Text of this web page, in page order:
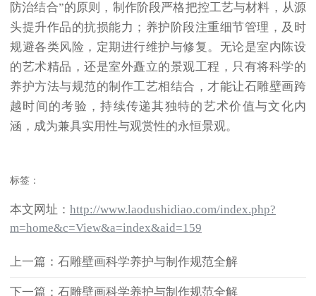
防治结合”的原则，制作阶段严格把控工艺与材料，从源
头提升作品的抗损能力；养护阶段注重细节管理，及时
规避各类风险，定期进行维护与修复。无论是室内陈设
的艺术精品，还是室外矗立的景观工程，只有将科学的
养护方法与规范的制作工艺相结合，才能让石雕壁画跨
越时间的考验，持续传递其独特的艺术价值与文化内
涵，成为兼具实用性与观赏性的永恒景观。
标签：
本文网址： http://www.laodushidiao.com/index.php?
m=home&c=View&a=index&aid=159
上一篇：石雕壁画科学养护与制作规范全解
下一篇：石雕壁画科学养护与制作规范全解